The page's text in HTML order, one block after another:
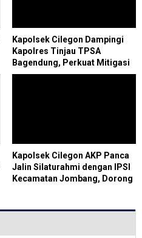
Kapolsek Cilegon Dampingi
Kapolres Tinjau TPSA
Bagendung, Perkuat Mitigasi
Cegah Kebakaran
Kapolsek Cilegon AKP Panca
Jalin Silaturahmi dengan IPSI
Kecamatan Jombang, Dorong